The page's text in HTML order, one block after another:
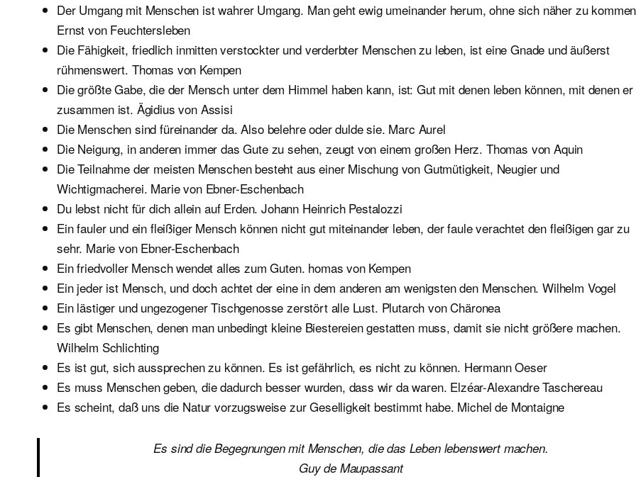
Der Umgang mit Menschen ist wahrer Umgang. Man geht ewig umeinander herum, ohne sich näher zu
Ernst von Feuchtersleben
Die Fähigkeit, friedlich inmitten verstockter und verderbter Menschen zu leben, ist eine Gnade und äußerst
rühmenswert. Thomas von Kempen
Die größte Gabe, die der Mensch unter dem Himmel haben kann, ist: Gut mit denen leben können, mit denen er
zusammen ist. Ägidius von Assisi
Die Menschen sind füreinander da. Also belehre oder dulde sie. Marc Aurel
Die Neigung, in anderen immer das Gute zu sehen, zeugt von einem großen Herz. Thomas von Aquin
Die Teilnahme der meisten Menschen besteht aus einer Mischung von Gutmütigkeit, Neugier und
Wichtigmacherei. Marie von Ebner-Eschenbach
Du lebst nicht für dich allein auf Erden. Johann Heinrich Pestalozzi
Ein fauler und ein fleißiger Mensch können nicht gut miteinander leben, der faule verachtet den fleißigen gar zu
sehr. Marie von Ebner-Eschenbach
Ein friedvoller Mensch wendet alles zum Guten. homas von Kempen
Ein jeder ist Mensch, und doch achtet der eine in dem anderen am wenigsten den Menschen. Wilhelm Vogel
Ein lästiger und ungezogener Tischgenosse zerstört alle Lust. Plutarch von Chäronea
Es gibt Menschen, denen man unbedingt kleine Biestereien gestatten muss, damit sie nicht größere machen.
Wilhelm Schlichting
Es ist gut, sich aussprechen zu können. Es ist gefährlich, es nicht zu können. Hermann Oeser
Es muss Menschen geben, die dadurch besser wurden, dass wir da waren. Elzéar-Alexandre Taschereau
Es scheint, daß uns die Natur vorzugsweise zur Geselligkeit bestimmt habe. Michel de Montaigne
Es sind die Begegnungen mit Menschen, die das Leben lebenswert machen.
Guy de Maupassant